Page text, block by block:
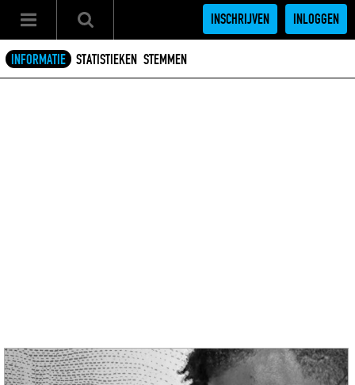
INSCHRIJVEN INLOGGEN
INFORMATIE STATISTIEKEN STEMMEN